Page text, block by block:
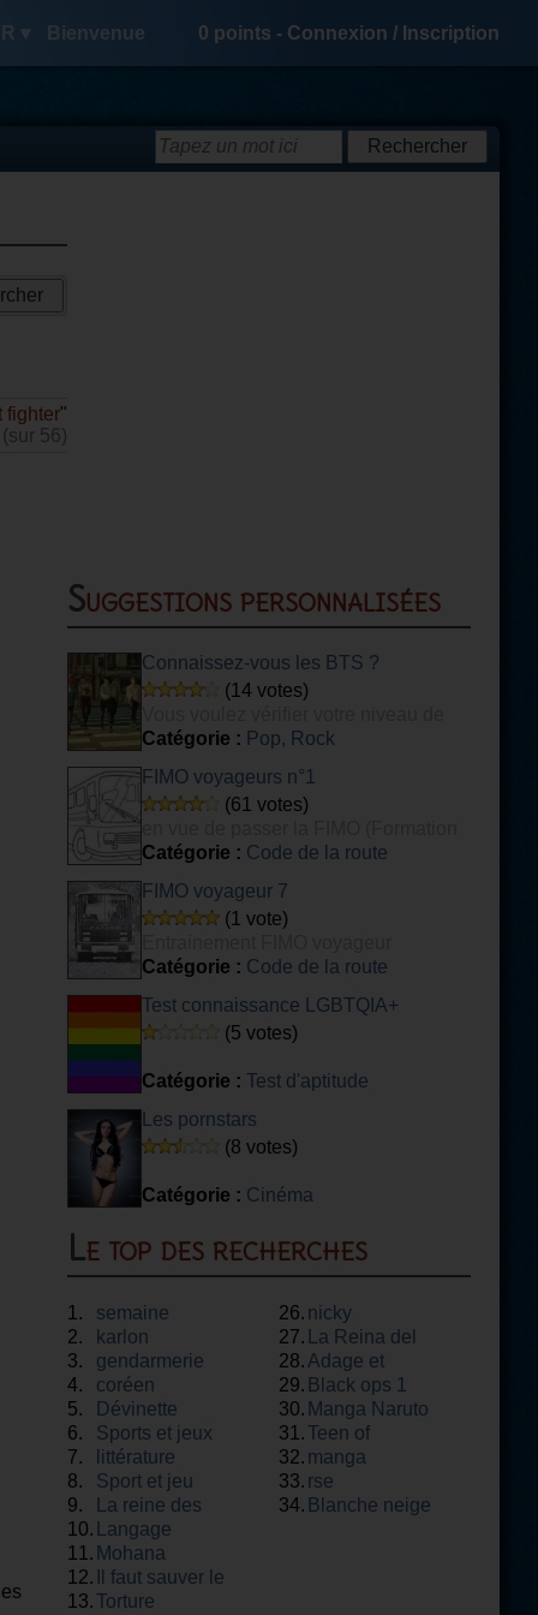
▾ Bienvenue 0 points - Connexion / Inscription
fighter"
56)
Suggestions personnalisées
Connaissez-vous les BTS ?
(14 votes)
connaissance du groupe de K-POP BTS ?
Catégorie : Pop, Rock
FIMO voyageurs n°1
(61 votes)
Initiale Minimale Obligatoire) voyageurs.
Catégorie : Code de la route
FIMO voyageur 7
(1 vote)
Catégorie : Code de la route
Test connaissance LGBTQIA+
(5 votes)
Catégorie : Test d'aptitude
Les pornstars
(8 votes)
Catégorie : Cinéma
Le top des recherches
1.
semaine
2.
karlon
3.
gendarmerie
4.
coréen
5.
Dévinette
6.
Sports et jeux
7.
littérature
8.
Sport et jeu
9.
La reine des
neiges
10.
Langage
11. Mohana
12.
Il faut sauver le
soldat rayan
13.Torture
26. nicky
27.
La Reina del
flow
28. Adage et
proverbe
29. Black ops 1
30. Manga Naruto
31.Teen of
32. manga
33. rse
34. Blanche neige